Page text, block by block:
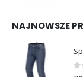
NAJNOWSZE